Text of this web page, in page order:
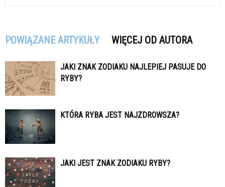
POWIĄZANE ARTYKUŁY WIĘCEJ OD AUTORA
JAKI ZNAK ZODIAKU NAJLEPIEJ PASUJE DO
RYBY?
KTÓRA RYBA JEST NAJZDROWSZA?
JAKI JEST ZNAK ZODIAKU RYBY?